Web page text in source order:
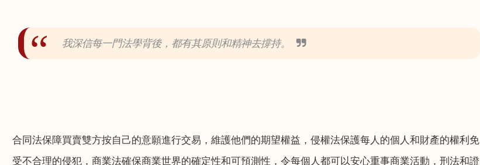
我深信每一門法學背後，都有其原則和精神去撐持。
合同法保障買賣雙方按自己的意願進行交易，維護他們的期望權益，侵權法保護每人的個人和財產的權利免
受不合理的侵犯，商業法確保商業世界的確定性和可預測性，令每個人都可以安心重事商業活動，刑法和證